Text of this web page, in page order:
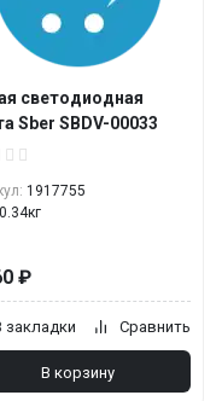
светодиодная
Sber SBDV-00033
1917755
0.34кг
₽
закладки Сравнить
В корзину